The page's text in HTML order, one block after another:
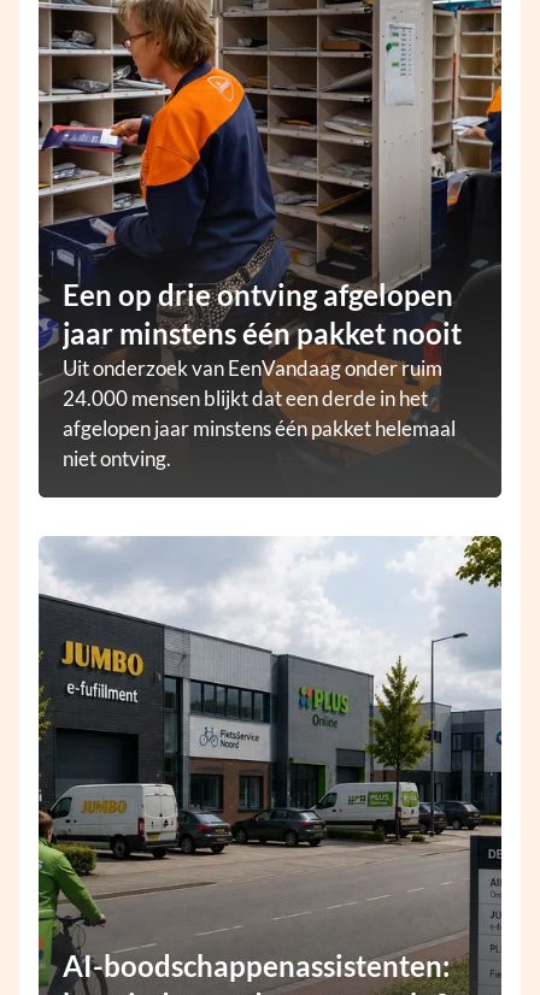
AI-boodschappenassistenten:
Een op drie ontving afgelopen
jaar minstens één pakket nooit
Uit onderzoek van EenVandaag onder ruim
24.000 mensen blijkt dat een derde in het
afgelopen jaar minstens één pakket helemaal
niet ontving.